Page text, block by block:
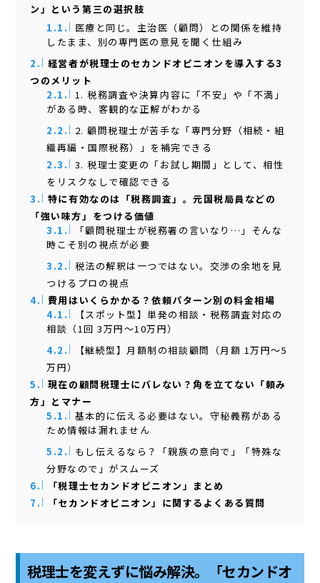
ン」という第三の選択肢
1.1.
医療と同じ。主治医（顧問）との関係を維持
したまま、別の専門医の意見を聞く仕組み
2.
経営者が税理士のセカンドオピニオンを導入する3
つのメリット
2.1.
1. 税務調査や決算内容に「不安」や「不満」
がある時、客観的な正解がわかる
2.2.
2. 顧問税理士が苦手な「専門分野（相続・組
織再編・国際税務）」を補完できる
2.3.
3. 税理士変更の「お試し期間」として、相性
をリスクなしで確認できる
3.
特に有効なのは「税務調査」。元国税局員などの
「強い味方」をつける価値
3.1.
「顧問税理士が税務署の言いなり…」そんな
時こそ別の視点が必要
3.2.
税法の解釈は一つではない。交渉の余地を見
つけるプロの視点
4.
費用はいくらかかる？依頼パターン別の料金相場
4.1.
【スポット型】単発の相談・税務調査対応の
相談（1回 3万円～10万円）
4.2.
【継続型】月額制の相談顧問（月額 1万円～5
万円）
5.
現在の顧問税理士にバレない？角を立てない「頼み
方」とマナー
5.1.
基本的に伝える必要はない。守秘義務がある
ため情報は漏れません
5.2.
もし伝えるなら？「親族の意向で」「特殊な
分野なので」がスムーズ
6.
「税理士セカンドオピニオン」まとめ
7.
「セカンドオピニオン」に関するよくある質問
税理士を変えずに悩み解決。「セカンドオ